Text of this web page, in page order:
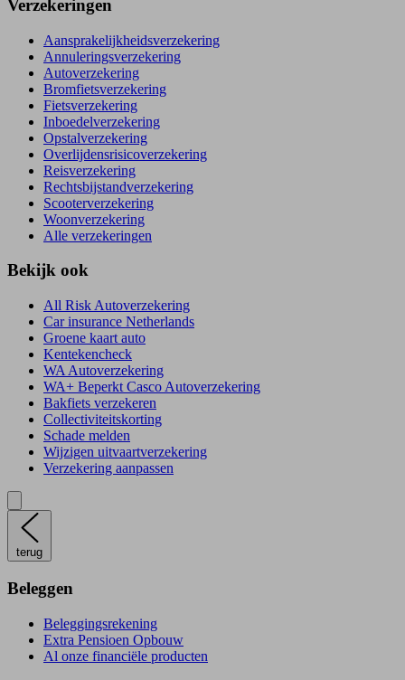
Verzekeringen
Aansprakelijkheidsverzekering
Annuleringsverzekering
Autoverzekering
Bromfietsverzekering
Fietsverzekering
Inboedelverzekering
Opstalverzekering
Overlijdensrisicoverzekering
Reisverzekering
Rechtsbijstandverzekering
Scooterverzekering
Woonverzekering
Alle verzekeringen
Bekijk ook
All Risk Autoverzekering
Car insurance Netherlands
Groene kaart auto
Kentekencheck
WA Autoverzekering
WA+ Beperkt Casco Autoverzekering
Bakfiets verzekeren
Collectiviteitskorting
Schade melden
Wijzigen uitvaartverzekering
Verzekering aanpassen
terug
Beleggen
Beleggingsrekening
Extra Pensioen Opbouw
Al onze financiële producten